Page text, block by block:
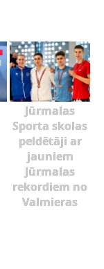
Jūrmalas
Sporta skolas
peldētāji ar
jauniem
Jūrmalas
rekordiem no
Valmieras